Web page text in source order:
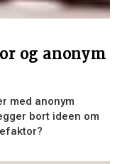
og anonym
med anonym
bort ideen om